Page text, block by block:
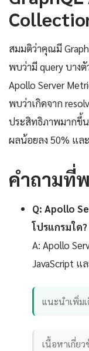
สมมติว่าคุณมี
พบว่ามี query บาง
Apollo Server
พบว่าเกิดจาก
ประสิทธิภาพมากขึ้
ผลน้อยลง 50% แล
คำถามที่
Q: Apollo
โปรแกรมใด?
A: Apollo
JavaScript แ
แนะนำเพิ่ม
เนื้อหาเกี่ย